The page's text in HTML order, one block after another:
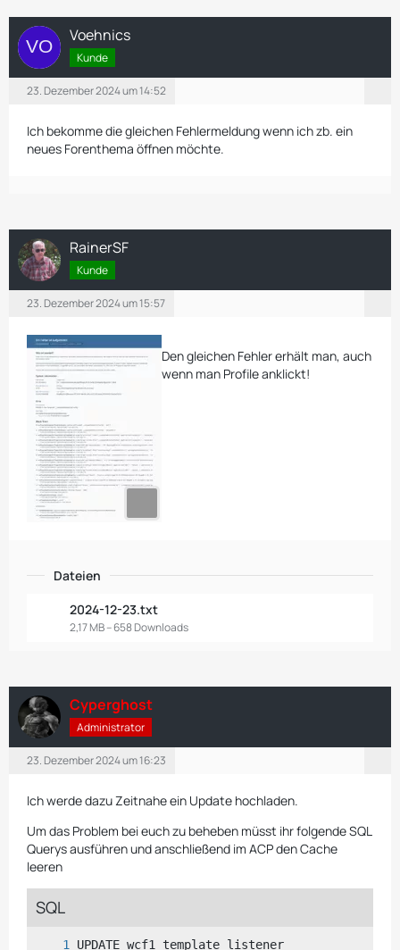
Voehnics
Kunde
23. Dezember 2024 um 14:52
Ich bekomme die gleichen Fehlermeldung wenn ich zb. ein
neues Forenthema öffnen möchte.
RainerSF
Kunde
23. Dezember 2024 um 15:57
Den gleichen Fehler erhält man, auch
wenn man Profile anklickt!
Dateien
2024-12-23.txt
2,17 MB – 658 Downloads
Cyperghost
Administrator
23. Dezember 2024 um 16:23
Ich werde dazu Zeitnahe ein Update hochladen.
Um das Problem bei euch zu beheben müsst ihr folgende SQL
Querys ausführen und anschließend im ACP den Cache
leeren
SQL